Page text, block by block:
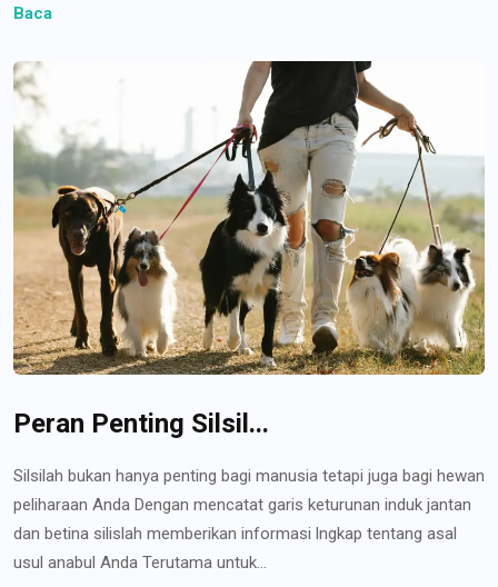
Baca
Peran Penting Silsil...
Silsilah bukan hanya penting bagi manusia tetapi juga bagi hewan
peliharaan Anda Dengan mencatat garis keturunan induk jantan
dan betina silislah memberikan informasi lngkap tentang asal
usul anabul Anda Terutama untuk...